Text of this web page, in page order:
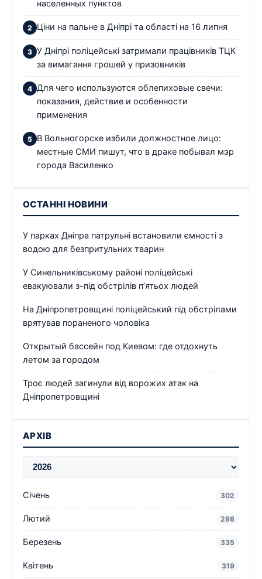
населенных пунктов
Ціни на пальне в Дніпрі та області на 16 липня
У Дніпрі поліцейські затримали працівників ТЦК
за вимагання грошей у призовників
Для чего используются облепиховые свечи:
показания, действие и особенности
применения
В Вольногорске избили должностное лицо:
местные СМИ пишут, что в драке побывал мэр
города Василенко
ОСТАННІ НОВИНИ
У парках Дніпра патрульні встановили ємності з
водою для безпритульних тварин
У Синельниківському районі поліцейські
евакуювали з-під обстрілів п’ятьох людей
На Дніпропетровщині поліцейський під обстрілами
врятував пораненого чоловіка
Открытый бассейн под Киевом: где отдохнуть
летом за городом
Троє людей загинули від ворожих атак на
Дніпропетровщині
АРХІВ
Січень 302
Лютий 298
Березень 335
Квітень 319